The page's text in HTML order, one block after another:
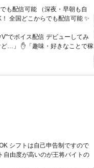
も配信可能 （深夜・早朝も自
全国どこからでも配信可能 ✨
でボイス配信 デビューしてみ
…」 ✋「趣味・好きなことで稼
シフトは自己申告制ですので
自由度が高いのが王将バイトの